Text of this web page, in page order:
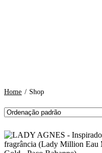
Home / Shop